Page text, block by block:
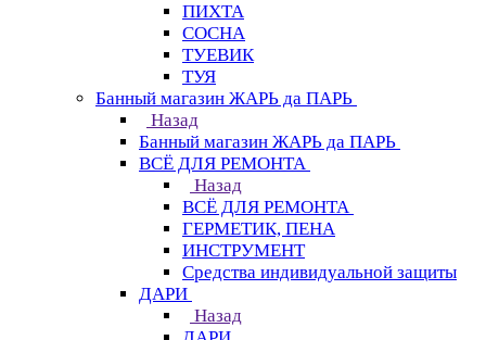
ПИХТА
СОСНА
ТУЕВИК
ТУЯ
Банный магазин ЖАРЬ да ПАРЬ
Назад
Банный магазин ЖАРЬ да ПАРЬ
ВСЁ ДЛЯ РЕМОНТА
Назад
ВСЁ ДЛЯ РЕМОНТА
ГЕРМЕТИК, ПЕНА
ИНСТРУМЕНТ
Средства индивидуальной защиты
ДАРИ
Назад